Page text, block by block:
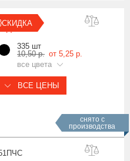
СКИДКА
ЧЕ
335 шт
10,50 р. от 5,25 р.
все цвета
ВСЕ ЦЕНЫ
снято с
производства
ЧС